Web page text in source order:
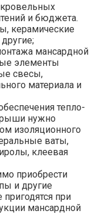
и бюджета.
керамические
мансардной
элементы
свесы,
материала и
тепло-
нужно
изоляционного
ваты,
клеевая
приобрести
и другие
при
мансардной